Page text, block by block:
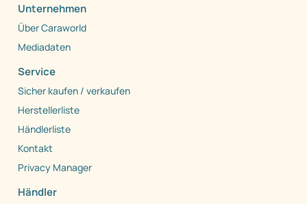
Unternehmen
Über Caraworld
Mediadaten
Service
Sicher kaufen / verkaufen
Herstellerliste
Händlerliste
Kontakt
Privacy Manager
Händler